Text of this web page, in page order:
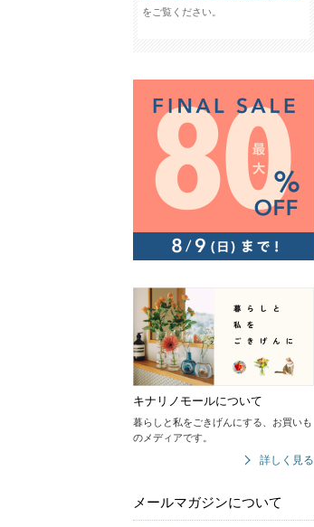
をご覧ください。
キナリノモールについて
暮らしと私をごきげんにする、お買いも
のメディアです。
詳しく見る
メールマガジンについて